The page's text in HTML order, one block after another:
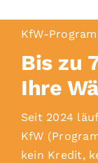
KfW-
Bis zu
Ihre
Seit 2024
KfW
kein Kredit,